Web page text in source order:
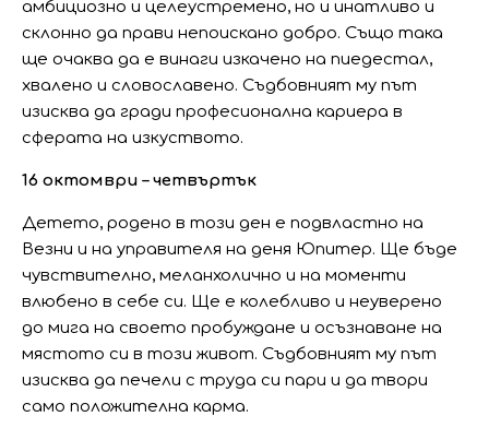
амбициозно и целеустремено, но и инатливо и
склонно да прави непоискано добро. Също така
ще очаква да е винаги изкачено на пиедестал,
хвалено и словославено. Съдбовният му път
изисква да гради професионална кариера в
сферата на изкуството.
16 октомври – четвъртък
Детето, родено в този ден е подвластно на
Везни и на управителя на деня Юпитер. Ще бъде
чувствително, меланхолично и на моменти
влюбено в себе си. Ще е колебливо и неуверено
до мига на своето пробуждане и осъзнаване на
мястото си в този живот. Съдбовният му път
изисква да печели с труда си пари и да твори
само положителна карма.